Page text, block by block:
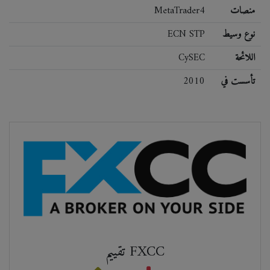
MetaTrader4
منصات
ECN STP
نوع وسيط
CySEC
اللائحة
2010
تأسست في
تقييم FXCC